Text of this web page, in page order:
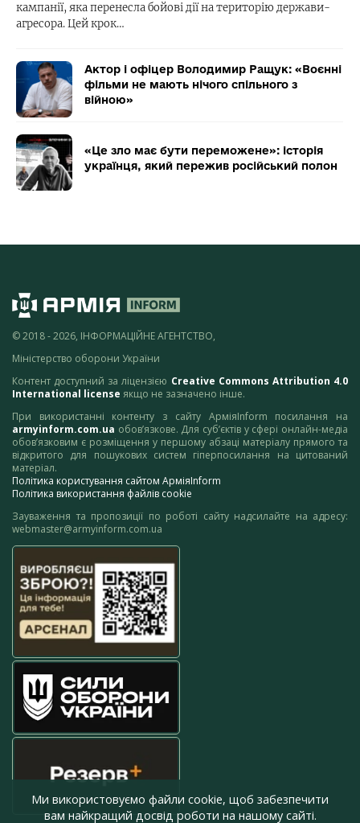
кампанії, яка перенесла бойові дії на територію держави-
агресора. Цей крок…
Актор і офіцер Володимир Ращук: «Воєнні
фільми не мають нічого спільного з
війною»
«Це зло має бути переможене»: історія
українця, який пережив російський полон
© 2018 - 2026, ІНФОРМАЦІЙНЕ АГЕНТСТВО,
Міністерство оборони України
Контент доступний за ліцензією Creative Commons Attribution 4.0
International license якщо не зазначено інше.
При використанні контенту з сайту АрміяInform посилання на
armyinform.com.ua обов’язкове. Для суб’єктів у сфері онлайн-медіа
обов’язковим є розміщення у першому абзаці матеріалу прямого та
відкритого для пошукових систем гіперпосилання на цитований
матеріал.
Політика користування сайтом АрміяInform
Політика використання файлів cookie
Зауваження та пропозиції по роботі сайту надсилайте на адресу:
webmaster@armyinform.com.ua
Ми використовуємо файли cookie, щоб забезпечити
вам найкращий досвід роботи на нашому сайті.